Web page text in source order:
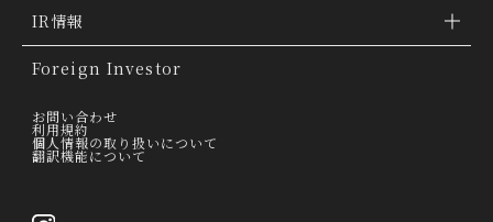
「ファッションの力を信じよう」
THE MOVIE
会社概要
会社沿革
グループ会社
経営理念
IR情報
IR情報
IR トピックス
IRライブラリー
Foreign Investor
お問い合わせ
利用規約
個人情報の取り扱いについて
翻訳機能について